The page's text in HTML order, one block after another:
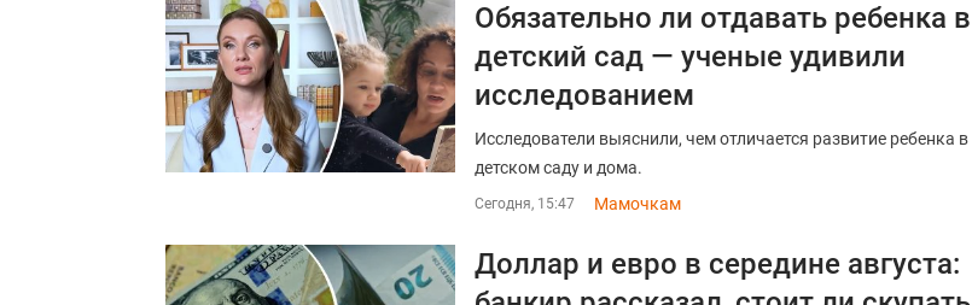
Обязательно ли отдавать ребенка в
детский сад — ученые удивили
исследованием
Исследователи выяснили, чем отличается развитие ребенка в
детском саду и дома.
Сегодня, 15:47 Мамочкам
Доллар и евро в середине августа: